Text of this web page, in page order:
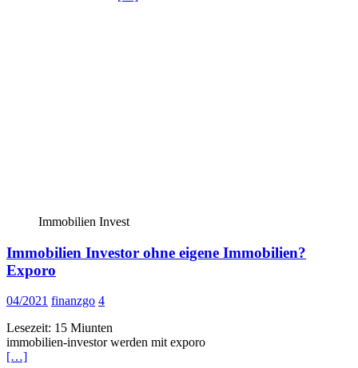
Immobilien Invest
Immobilien Investor ohne eigene Immobilien?
Exporo
04/2021 finanzgo 4
Lesezeit: 15 Miunten
immobilien-investor werden mit exporo
[…]